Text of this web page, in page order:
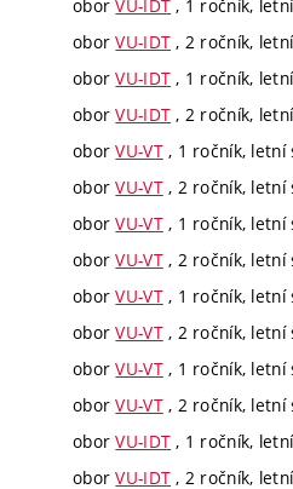
oborVU-IDT , 1 ročník,
oborVU-IDT , 2 ročník,
oborVU-IDT , 1 ročník,
oborVU-IDT , 2 ročník,
oborVU-VT, 1 ročník, letní
oborVU-VT, 2 ročník, letní
oborVU-VT, 1 ročník, letní
oborVU-VT, 2 ročník, letní
oborVU-VT, 1 ročník, letní
oborVU-VT, 2 ročník, letní
oborVU-VT, 1 ročník, letní
oborVU-VT, 2 ročník, letní
oborVU-IDT , 1 ročník,
oborVU-IDT , 2 ročník,